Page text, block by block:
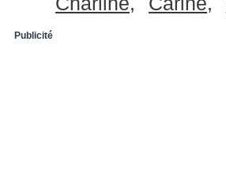
Publicité